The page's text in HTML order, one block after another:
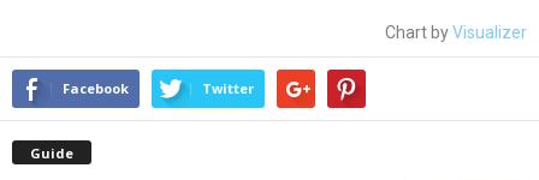
Chart byVisualizer
Facebook Twitter
Guide